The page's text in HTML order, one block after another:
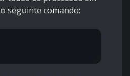
seguinte comando: